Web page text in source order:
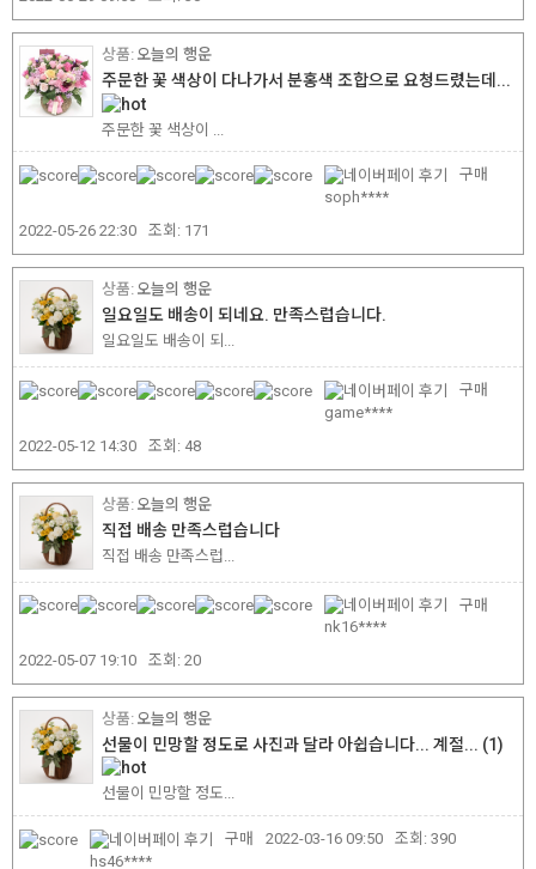
오늘의 행운
주문한 꽃 색상이 다나가서 분홍색 조합으로 요청드렸는데...
주문한 꽃 색상이 ...
soph****
구매
2022-05-26 22:30 조회: 171
오늘의 행운
일요일도 배송이 되네요. 만족스럽습니다.
일요일도 배송이 되...
game****
구매
2022-05-12 14:30 조회: 48
오늘의 행운
직접 배송 만족스럽습니다
직접 배송 만족스럽...
nk16****
구매
2022-05-07 19:10 조회: 20
오늘의 행운
선물이 민망할 정도로 사진과 달라 아쉽습니다... 계절... (1)
선물이 민망할 정도...
hs46****
구매 2022-03-16 09:50 조회: 390